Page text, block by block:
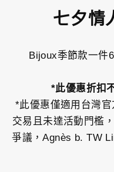
七夕情
Bijoux季節款一件
*此優惠折扣
*此優惠僅適用台灣
交易且未達活動門檻
爭議，Agnès b. TW